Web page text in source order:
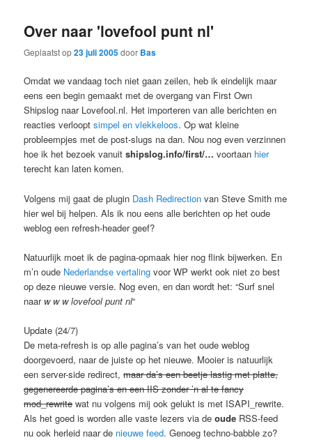
Over naar 'lovefool punt nl'
Geplaatst op23 juli 2005door Bas
Omdat we vandaag toch niet gaan zeilen, heb ik eindelijk maar
eens een begin gemaakt met de overgang van First Own
Shipslog naar Lovefool.nl. Het importeren van alle berichten en
reacties verlooptsimpel en vlekkeloos. Op wat kleine
probleempjes met de post-slugs na dan. Nou nog even verzinnen
hoe ik het bezoek vanuitshipslog.info/first/… voortaan hier
terecht kan laten komen.
Volgens mij gaat de plugin Dash Redirection van Steve Smith me
hier wel bij helpen. Als ik nou eens alle berichten op het oude
weblog een refresh-header geef?
Natuurlijk moet ik de pagina-opmaak hier nog flink bijwerken. En
m’n oude Nederlandse vertaling voor WP werkt ook niet zo best
op deze nieuwe versie. Nog even, en dan wordt het: “Surf snel
naar w w w lovefool punt nl“
Update (24/7)
De meta-refresh is op alle pagina’s van het oude weblog
doorgevoerd, naar de juiste op het nieuwe. Mooier is natuurlijk
een server-side redirect,maar da’s een beetje lastig met platte,
gegenereerde pagina’s en een IIS zonder ’n al te fancy
mod_rewrite wat nu volgens mij ook gelukt is met ISAPI_rewrite.
Als het goed is worden alle vaste lezers via deoude RSS-feed
nu ook herleid naar de nieuwe feed. Genoeg techno-babble zo?